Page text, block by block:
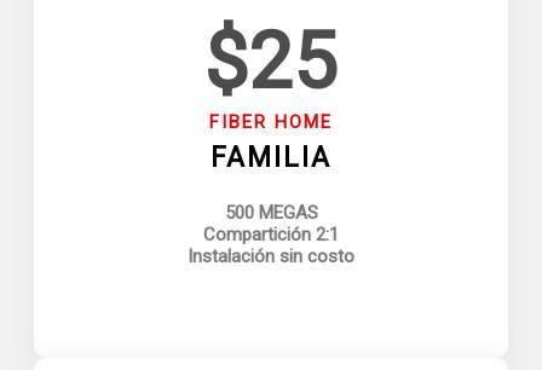
$25
FIBER HOME
FAMILIA
500 MEGAS
Compartición 2:1
Instalación sin costo